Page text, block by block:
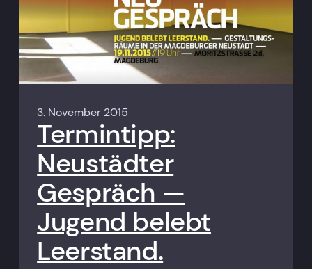
3. November 2015
Termintipp:
Neustädter
Gespräch —
Jugend belebt
Leerstand.